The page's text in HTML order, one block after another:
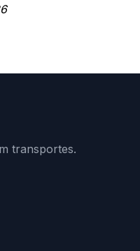
transportes.